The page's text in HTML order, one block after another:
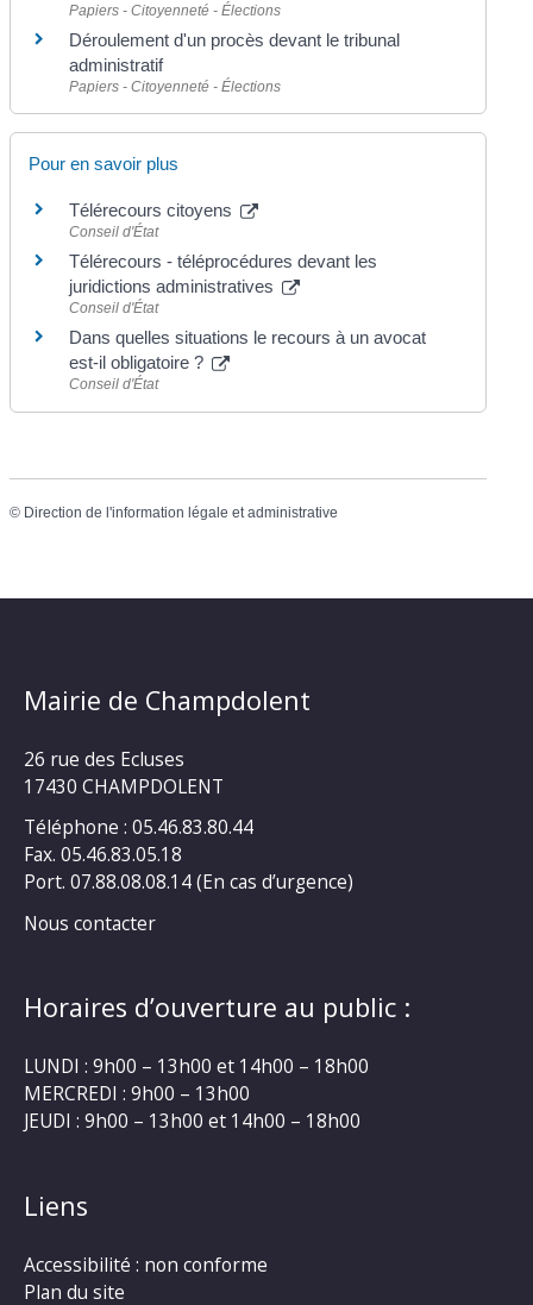
Papiers - Citoyenneté - Élections
Déroulement d'un procès devant le tribunal
administratif
Papiers - Citoyenneté - Élections
Pour en savoir plus
Télérecours citoyens
Conseil d'État
Télérecours - téléprocédures devant les
juridictions administratives
Conseil d'État
Dans quelles situations le recours à un avocat
est-il obligatoire ?
Conseil d'État
© Direction de l'information légale et administrative
Mairie de Champdolent
26 rue des Ecluses
17430 CHAMPDOLENT
Téléphone : 05.46.83.80.44
Fax. 05.46.83.05.18
Port. 07.88.08.08.14 (En cas d’urgence)
Nous contacter
Horaires d’ouverture au public :
LUNDI : 9h00 – 13h00 et 14h00 – 18h00
MERCREDI : 9h00 – 13h00
JEUDI : 9h00 – 13h00 et 14h00 – 18h00
Liens
Accessibilité : non conforme
Plan du site